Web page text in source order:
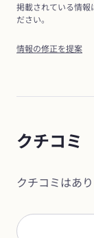
掲載されている情報
ださい。
情報の修正を提案
クチコミ
クチコミはあ